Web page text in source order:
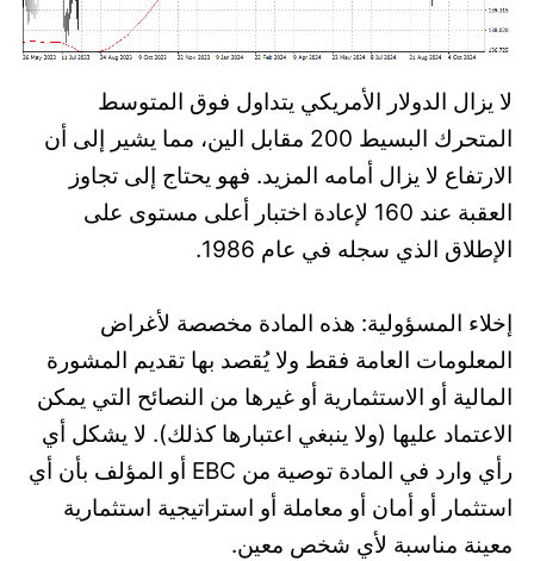
لا يزال الدولار الأمريكي يتداول فوق المتوسط
المتحرك البسيط 200 مقابل الين، مما يشير إلى أن
الارتفاع لا يزال أمامه المزيد. فهو يحتاج إلى تجاوز
العقبة عند 160 لإعادة اختبار أعلى مستوى على
الإطلاق الذي سجله في عام 1986.
إخلاء المسؤولية: هذه المادة مخصصة لأغراض
المعلومات العامة فقط ولا يُقصد بها تقديم المشورة
المالية أو الاستثمارية أو غيرها من النصائح التي يمكن
الاعتماد عليها (ولا ينبغي اعتبارها كذلك). لا يشكل أي
رأي وارد في المادة توصية من EBC أو المؤلف بأن أي
استثمار أو أمان أو معاملة أو استراتيجية استثمارية
معينة مناسبة لأي شخص معين.